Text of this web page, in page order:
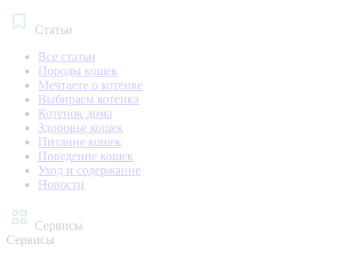
Статьи
Все статьи
Породы кошек
Мечтаете о котенке
Выбираем котенка
Котенок дома
Здоровье кошек
Питание кошек
Поведение кошек
Уход и содержание
Новости
Сервисы
Сервисы